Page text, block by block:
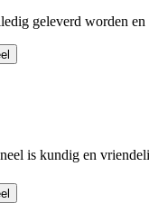
geleverd worden en
is kundig en